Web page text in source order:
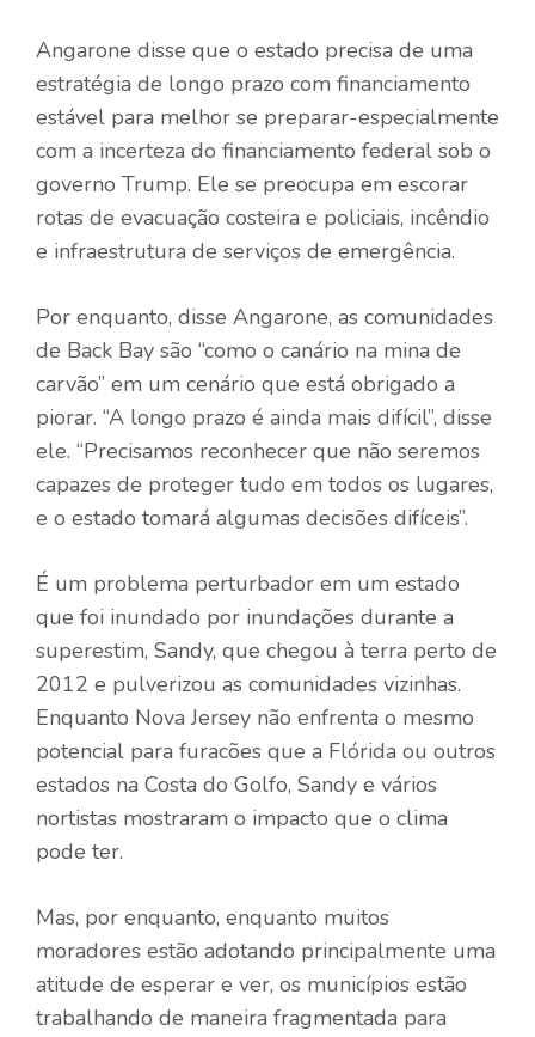
Angarone disse que o estado precisa de uma
estratégia de longo prazo com financiamento
estável para melhor se preparar-especialmente
com a incerteza do financiamento federal sob o
governo Trump. Ele se preocupa em escorar
rotas de evacuação costeira e policiais, incêndio
e infraestrutura de serviços de emergência.
Por enquanto, disse Angarone, as comunidades
de Back Bay são “como o canário na mina de
carvão” em um cenário que está obrigado a
piorar. “A longo prazo é ainda mais difícil”, disse
ele. “Precisamos reconhecer que não seremos
capazes de proteger tudo em todos os lugares,
e o estado tomará algumas decisões difíceis”.
É um problema perturbador em um estado
que foi inundado por inundações durante a
superestim, Sandy, que chegou à terra perto de
2012 e pulverizou as comunidades vizinhas.
Enquanto Nova Jersey não enfrenta o mesmo
potencial para furacões que a Flórida ou outros
estados na Costa do Golfo, Sandy e vários
nortistas mostraram o impacto que o clima
pode ter.
Mas, por enquanto, enquanto muitos
moradores estão adotando principalmente uma
atitude de esperar e ver, os municípios estão
trabalhando de maneira fragmentada para